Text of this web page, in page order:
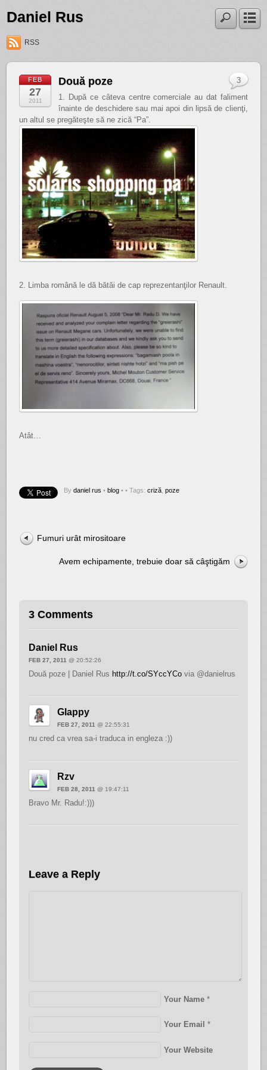
Daniel Rus
RSS
FEB
27
2011
Două poze
1. După ce câteva centre comerciale au dat faliment
înainte de deschidere sau mai apoi din lipsă de clienţi,
un altul se pregăteşte să ne zică “Pa”.
2. Limba română le dă bătăi de cap reprezentanţilor Renault.
Atât…
Bydaniel rus • blog •
3
• Tags:criză ,poze
Fumuri urât mirositoare
Avem echipamente, trebuie doar să câştigăm
3 Comments
Daniel Rus
FEB 27, 2011@ 20:52:26
Două poze | Daniel Rus http://t.co/SYccYCovia @danielrus
Glappy
FEB 27, 2011@ 22:55:31
nu cred ca vrea sa-i traduca in engleza :))
Rzv
FEB 28, 2011@ 19:47:11
Bravo Mr. Radu!:)))
Leave a Reply
Your Name *
Your Email *
Your Website